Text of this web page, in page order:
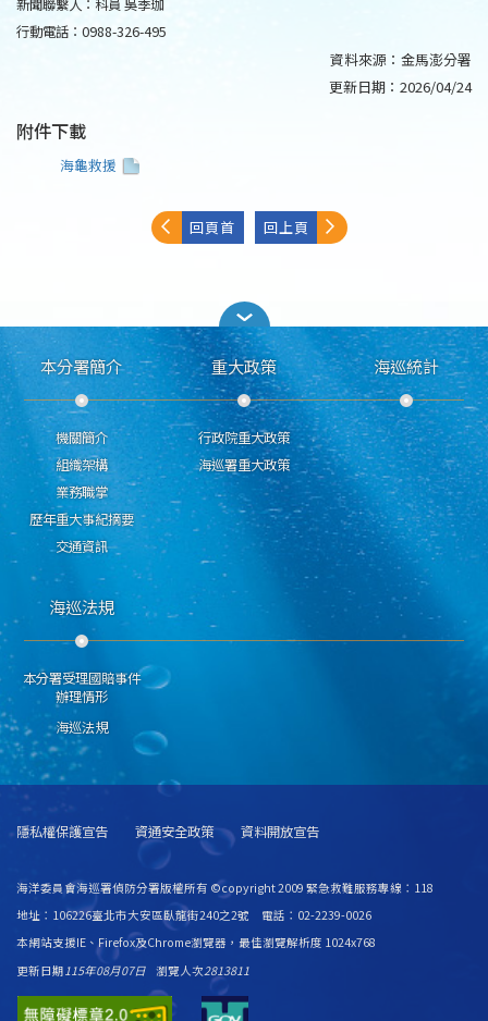
新聞聯繫人：科員 吳季珈
行動電話：0988-326-495
資料來源： 金馬澎分署
更新日期： 2026/04/24
附件下載
海龜救援
回頁首 回上頁
本分署簡介
機關簡介
組織架構
業務職掌
歷年重大事紀摘要
交通資訊
重大政策
行政院重大政策
海巡署重大政策
海巡統計
海巡法規
本分署受理國賠事件
辦理情形
海巡法規
隱私權保護宣告 資通安全政策 資料開放宣告
海洋委員會海巡署偵防分署版權所有 ©copyright 2009 緊急救難服務專線：118
地址：106226臺北市大安區臥龍街240之2號 電話：02-2239-0026
本網站支援IE、Firefox及Chrome瀏覽器，最佳瀏覽解析度 1024x768
更新日期115年08月07日 瀏覽人次2813811